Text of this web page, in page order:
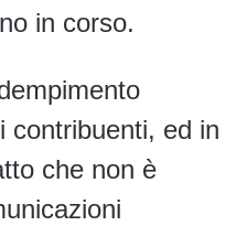
in corso.
contribuenti, ed in
che non è